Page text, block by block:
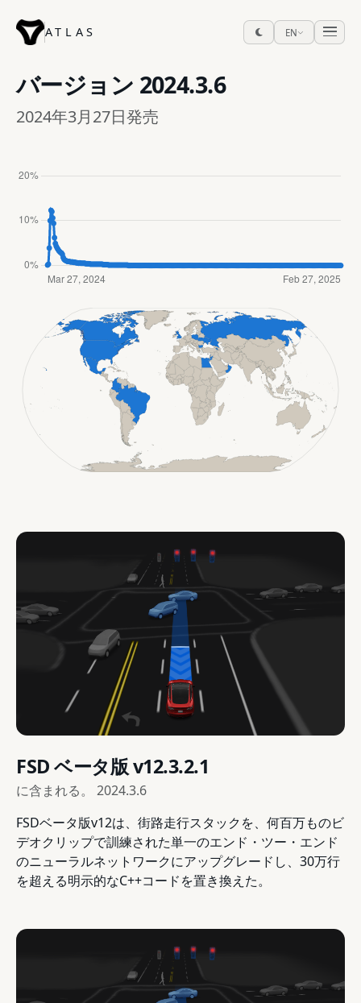
ATLAS EN
バージョン 2024.3.6
2024年3月27日発売
FSD ベータ版 v12.3.2.1
に含まれる。 2024.3.6
FSDベータ版v12は、街路走行スタックを、何百万ものビ
デオクリップで訓練された単一のエンド・ツー・エンド
のニューラルネットワークにアップグレードし、30万行
を超える明示的なC++コードを置き換えた。